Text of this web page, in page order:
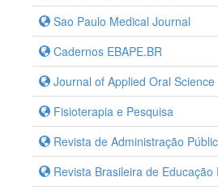
Sao Paulo Medical Journal
Cadernos EBAPE.BR
Journal of Applied Oral Science
Fisioterapia e Pesquisa
Revista de Administração
Revista Brasileira de Educação